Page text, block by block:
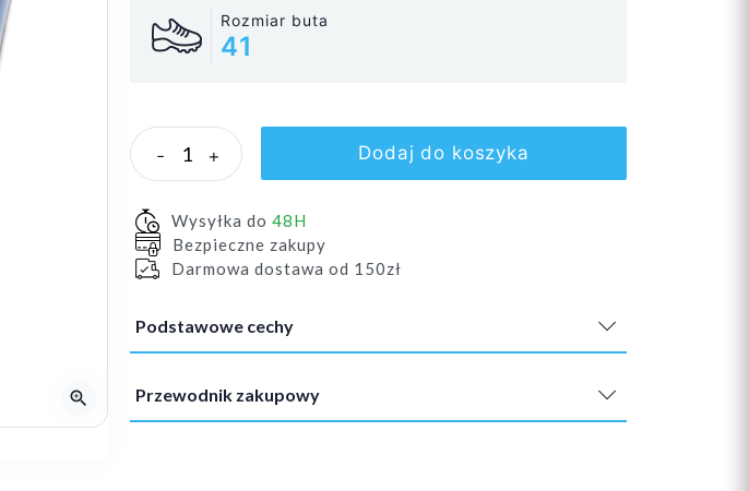
zoom_in
Rozmiar buta
41
- + Dodaj do koszyka
Wysyłka do 48H
Bezpieczne zakupy
Darmowa dostawa od 150zł
Podstawowe cechy
Przewodnik zakupowy